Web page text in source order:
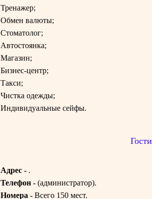
Тренажер;
Обмен валюты;
Стоматолог;
Автостоянка;
Магазин;
Бизнес-центр;
Такси;
Чистка одежды;
Индивидуальные сейфы.
Адрес - .
Телефон - (администратор).
Номера - Всего 150 мест.